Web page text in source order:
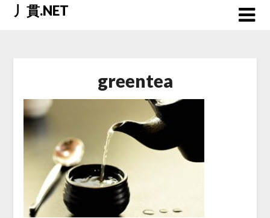
Skip丿貫.NET
greentea